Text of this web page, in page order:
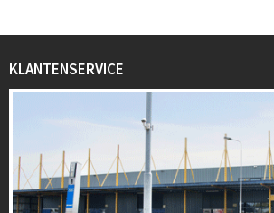
KLANTENSERVICE